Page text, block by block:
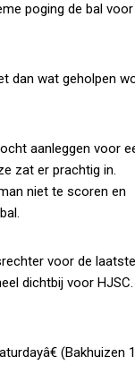
poging de bal voor
dan wat geholpen
aanleggen voor
zat er prachtig in.
niet te scoren en
voor de laatste
dichtbij voor HJSC.
(Bakhuizen